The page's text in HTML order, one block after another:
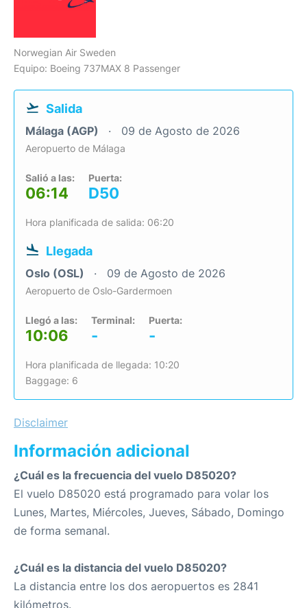
Norwegian Air Sweden
Equipo: Boeing 737MAX 8 Passenger
Salida
Málaga (AGP) 09 de Agosto de 2026
Aeropuerto de Málaga
Salió a las:
06:14
Puerta:
D50
Hora planificada de salida: 06:20
Llegada
Oslo (OSL) 09 de Agosto de 2026
Aeropuerto de Oslo-Gardermoen
Llegó a las:
10:06
Terminal:
-
Puerta:
-
Hora planificada de llegada: 10:20
Baggage: 6
Disclaimer
Información adicional
¿Cuál es la frecuencia del vuelo D85020?
El vuelo D85020 está programado para volar los
Lunes, Martes, Miércoles, Jueves, Sábado, Domingo
de forma semanal.
¿Cuál es la distancia del vuelo D85020?
La distancia entre los dos aeropuertos es 2841
kilómetros.